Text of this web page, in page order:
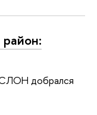
СЛОН добрался